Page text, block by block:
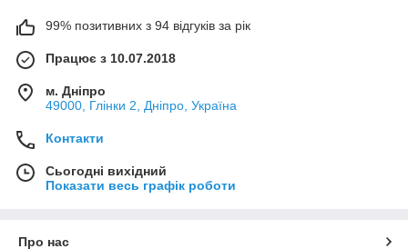
99% позитивних з 94 відгуків за рік
Працює з 10.07.2018
м. Дніпро
49000, Глінки 2, Дніпро, Україна
Контакти
Сьогодні вихідний
Показати весь графік роботи
Про нас